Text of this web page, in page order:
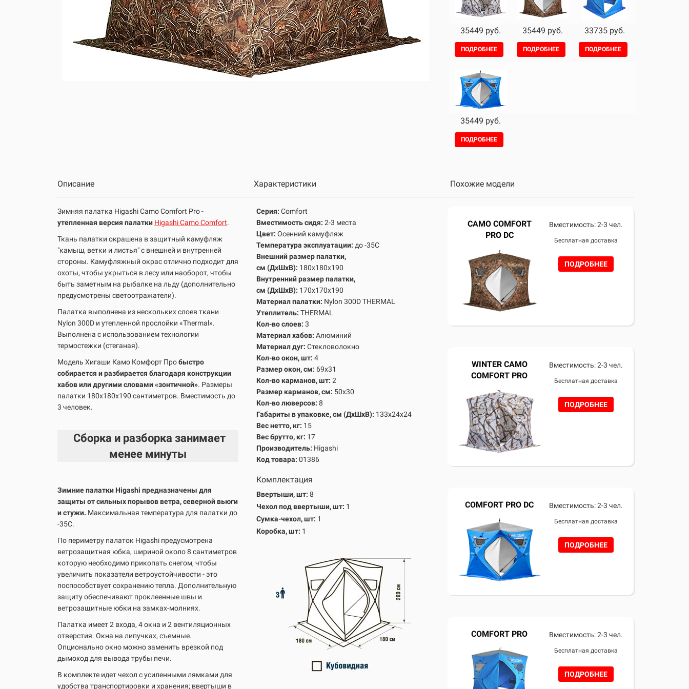
35449 руб.
ПОДРОБНЕЕ
35449 руб.
ПОДРОБНЕЕ
33735 руб.
ПОДРОБНЕЕ
35449 руб.
ПОДРОБНЕЕ
Описание Характеристики Похожие модели
Зимняя палатка Higashi Camo Comfort Pro -
утепленная версия палатки Higashi Camo Comfort.
Ткань палатки окрашена в защитный камуфляж
"камыш, ветки и листья" с внешней и внутренней
стороны. Камуфляжный окрас отлично подходит для
охоты, чтобы укрыться в лесу или наоборот, чтобы
быть заметным на рыбалке на льду (дополнительно
предусмотрены светоотражатели).
Палатка выполнена из нескольких слоев ткани
Nylon 300D и утепленной прослойки «Thermal».
Выполнена с использованием технологии
термостежки (стеганая).
Модель Хигаши Камо Комфорт Пробыстро
собирается и разбирается благодаря конструкции
хабов или другими словами «зонтичной». Размеры
палатки 180х180х190 сантиметров. Вместимость до
3 человек.
Сборка и разборка занимает
менее минуты
Зимние палатки Higashi предназначены для
защиты от сильных порывов ветра, северной вьюги
и стужи. Максимальная температура для палатки до
-35С.
По периметру палаток Higashi предусмотрена
ветрозащитная юбка, шириной около 8 сантиметров
которую необходимо прикопать снегом, чтобы
увеличить показатели ветроустойчивости - это
поспособствует сохранению тепла. Дополнительную
защиту обеспечивают проклеенные швы и
ветрозащитные юбки на замках-молниях.
Палатка имеет 2 входа, 4 окна и 2 вентиляционных
отверстия. Окна на липучках, съемные.
Опционально окно можно заменить врезкой под
дымоход для вывода трубы печи.
В комплекте идет чехол с усиленными лямками для
удобства транспортировки и хранения; ввертыши в
Серия: Comfort
Вместимость сидя: 2-3 места
Цвет: Осенний камуфляж
Температура эксплуатации: до -35С
Внешний размер палатки,
см (ДхШхВ): 180х180х190
Внутренний размер палатки,
см (ДхШхВ): 170х170х190
Материал палатки: Nylon 300D THERMAL
Утеплитель: THERMAL
Кол-во слоев: 3
Материал хабов: Алюминий
Материал дуг: Стекловолокно
Кол-во окон, шт: 4
Размер окон, см: 69x31
Кол-во карманов, шт: 2
Размер карманов, см: 50х30
Кол-во люверсов: 8
Габариты в упаковке, см (ДхШхВ): 133х24х24
Вес нетто, кг: 15
Вес брутто, кг: 17
Производитель: Higashi
Код товара: 01386
Комплектация
Ввертыши, шт: 8
Чехол под ввертыши, шт: 1
Сумка-чехол, шт: 1
Коробка, шт: 1
CAMO COMFORT
PRO DC
Вместимость: 2-3 чел.
Бесплатная доставка
ПОДРОБНЕЕ
WINTER CAMO
COMFORT PRO
Вместимость: 2-3 чел.
Бесплатная доставка
ПОДРОБНЕЕ
COMFORT PRO DC Вместимость: 2-3 чел.
Бесплатная доставка
ПОДРОБНЕЕ
COMFORT PRO Вместимость: 2-3 чел.
Бесплатная доставка
ПОДРОБНЕЕ